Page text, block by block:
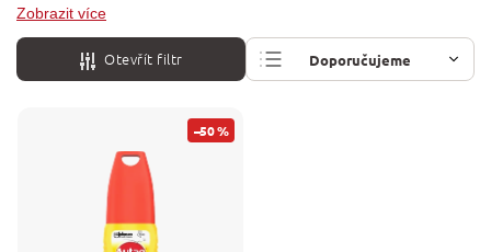
když už k bodnutí dojde. Nabídka je zaměřená a praktická: sprej
repelent proti klíšťatůmAutan (100 ml), Autan sprej proti hmyzu
Tropical (100 ml) a Autan okamžitá pomoc při bodnutí hmyzem s
heřmánkem (25 ml).
Zobrazit více
Doporučujeme
Otevřít filtr
–50 %